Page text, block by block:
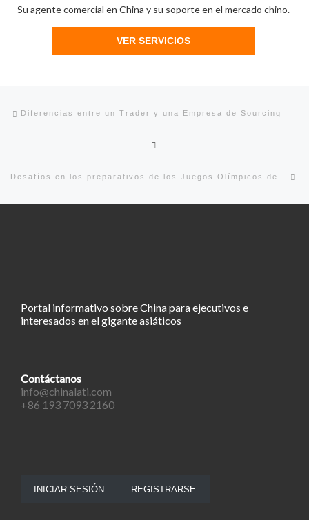
Su agente comercial en China y su soporte en el mercado chino.
VER SERVICIOS
Diferencias entre un Trader y una Empresa de Sourcing
Desafíos en los preparativos de los Juegos Olímpicos de Invierno de Beijing
Portal informativo sobre China para ejecutivos e
interesados en el gigante asiáticos
Contáctanos
info@chinalati.com
+86 193 7093 2160
INICIAR SESIÓN REGISTRARSE